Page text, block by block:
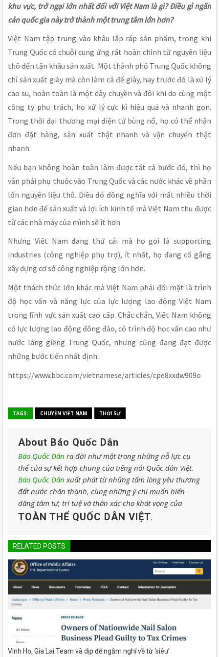
khu vực, trở ngại lớn nhất đối với Việt Nam là gì? Điều gì ngăn
cản quốc gia này trở thành một trung tâm lớn hơn?
Việt Nam tập trung vào khâu lắp ráp sản phẩm, trong khi
Trung Quốc có chuỗi cung ứng rất hoàn chỉnh từ nguyên liệu
thô đến tận khâu sản xuất. Một thành phố Trung Quốc không
chỉ sản xuất giày mà còn làm cả đế giày, hay trước đó là xử lý
cao su, hoàn toàn là một dây chuyền và đôi khi do cùng một
công ty phụ trách, họ xử lý cực kì hiệu quả và nhanh gọn.
Trong thời đại thương mại điện tử bùng nổ, họ có thể nhận
đơn đặt hàng, sản xuất thật nhanh và vận chuyển thật
nhanh.
Nếu bạn không hoàn toàn làm được tất cả bước đó, thì họ
vẫn phải phụ thuộc vào Trung Quốc và các nước khác về phần
lớn nguyên liệu thô. Điều đó đồng nghĩa với mất nhiều thời
gian hơn để sản xuất và lợi ích kinh tế mà Việt Nam thu được
từ các nhà máy của mình sẽ ít hơn.
Nhưng Việt Nam đang thử cái mà họ gọi là supporting
industries (công nghiệp phụ trợ), ít nhất, họ đang cố gắng
xây dựng cơ sở công nghiệp rộng lớn hơn.
Một thách thức lớn khác mà Việt Nam phải đối mặt là trình
độ học vấn và năng lực của lực lượng lao động Việt Nam
trong lĩnh vực sản xuất cao cấp. Chắc chắn, Việt Nam không
có lực lượng lao động đông đảo, có trình độ học vấn cao như
nước láng giềng Trung Quốc, nhưng cũng đang đạt được
những bước tiến nhất định.
https://www.bbc.com/vietnamese/articles/cpe8xxdw909o
TAGS: CHUYỆN VIỆT NAM THỜI SỰ
About Báo Quốc Dân
Báo Quốc Dân ra đời như một trong những nỗ lực cụ
thể của sự kết hợp chung của tiếng nói Quốc dân Việt.
Báo Quốc Dân xuất phát từ những tấm lòng yêu thương
đất nước chân thành, cùng những ý chí muốn hiến
dâng tâm tư, trí tuệ và thân xác cho khát vọng của
TOÀN THỂ QUỐC DÂN VIỆT.
RELATED POSTS
Vinh Ho, Gia Lai Team và dịp để ngẫm nghĩ về từ ‘siêu’